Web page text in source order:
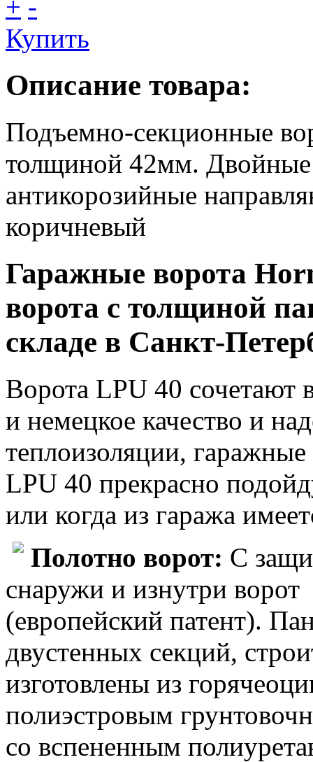
+ -
Купить
Описание товара:
Подъемно-секционные
толщиной 42мм.
антикорозийные
коричневый
Гаражные ворота
ворота с толщиной
складе в Санкт-
Ворота LPU 40 сочетают
и немецкое качество и
теплоизоляции,
LPU 40 прекрасно
или когда из гаража
Полотно ворот: С
снаружи и изнутри ворот
(европейский патент).
двустенных секций,
изготовлены из
полиэстровым
со вспененным